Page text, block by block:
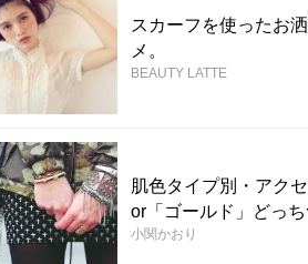
スカーフを使ったお
メ。
BEAUTY LATTE
肌色タイプ別・アク
or「ゴールド」どっち
小関かおり